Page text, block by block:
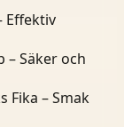
Effektiv
Säker och
Fika – Smak